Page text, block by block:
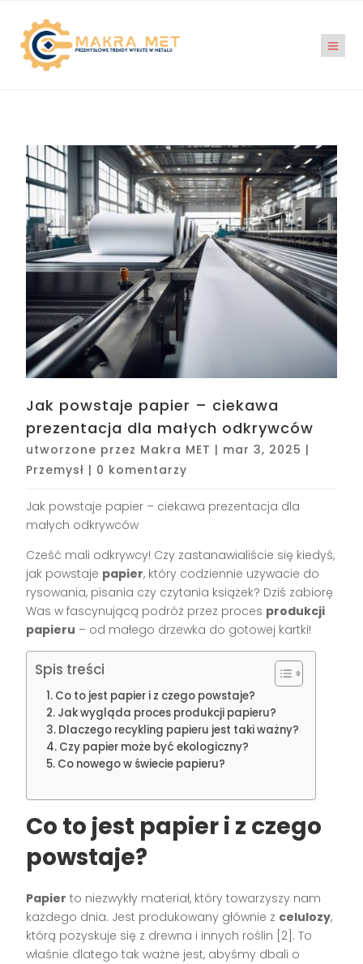
Jak powstaje papier – ciekawa
prezentacja dla małych odkrywców
utworzone przez Makra MET | mar 3, 2025 |
Przemysł | 0 komentarzy
Jak powstaje papier – ciekawa prezentacja dla
małych odkrywców
Cześć mali odkrywcy! Czy zastanawialiście się kiedyś,
jak powstaje papier, który codziennie używacie do
rysowania, pisania czy czytania książek? Dziś zabiorę
Was w fascynującą podróż przez proces produkcji
papieru – od małego drzewka do gotowej kartki!
Spis treści
Co to jest papier i z czego powstaje?
Jak wygląda proces produkcji papieru?
Dlaczego recykling papieru jest taki ważny?
Czy papier może być ekologiczny?
Co nowego w świecie papieru?
Co to jest papier i z czego
powstaje?
Papier to niezwykły materiał, który towarzyszy nam
każdego dnia. Jest produkowany głównie z celulozy,
którą pozyskuje się z drewna i innych roślin [2]. To
właśnie dlatego tak ważne jest, abyśmy dbali o